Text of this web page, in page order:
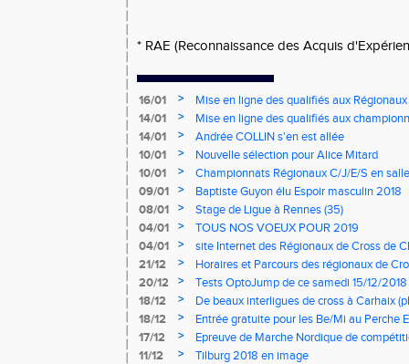
* RAE (Reconnaissance des Acquis
16/01 >
Mise en ligne des qualifiés aux
14/01
>
Mise en ligne des qualifiés aux
14/01
>
Andrée COLLIN s'en est allée
10/01
>
Nouvelle sélection pour Alice Mitard
10/01
>
Championnats Régionaux C/J/E/S en
mercredi à 9h00
09/01 >
Baptiste Guyon élu Espoir masculin 2018
08/01
>
Stage de Ligue à Rennes (35)
04/01
>
TOUS NOS VOEUX POUR 2019
04/01
>
site Internet des Régionaux de Cross de
21/12
>
Horaires et Parcours des régionaux de
20/12
>
Tests OptoJump de ce samedi 15/12/2018
18/12
>
De beaux interligues de cross à Carhaix
18/12
>
Entrée gratuite pour les Be/Mi au Perche
17/12
>
Epreuve de Marche Nordique de
de cross du Loir et Cher
11/12 >
Tilburg 2018 en image